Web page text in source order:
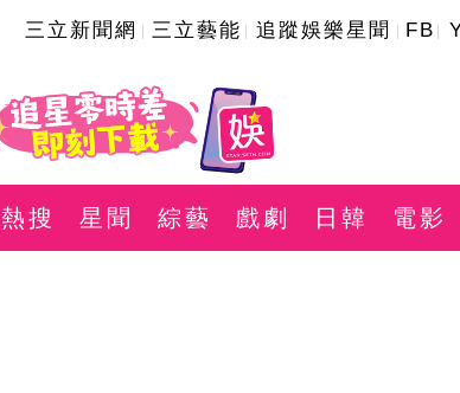
三立新聞網 三立藝能 追蹤娛樂星聞 FB
熱搜 星聞 綜藝 戲劇 日韓 電影